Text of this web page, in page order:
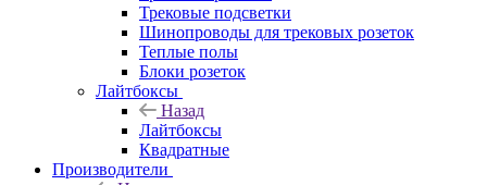
Трековые подсветки
Шинопроводы для трековых розеток
Теплые полы
Блоки розеток
Лайтбоксы
Назад
Лайтбоксы
Квадратные
Производители